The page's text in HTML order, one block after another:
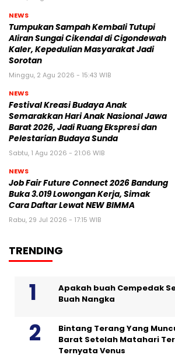
NEWS
Tumpukan Sampah Kembali Tutupi
Aliran Sungai Cikendal di Cigondewah
Kaler, Kepedulian Masyarakat Jadi
Sorotan
Minggu, 2 Agu 2026 - 15:43 WIB
NEWS
Festival Kreasi Budaya Anak
Semarakkan Hari Anak Nasional Jawa
Barat 2026, Jadi Ruang Ekspresi dan
Pelestarian Budaya Sunda
Sabtu, 1 Agu 2026 - 21:06 WIB
NEWS
Job Fair Future Connect 2026 Bandung
Buka 3.019 Lowongan Kerja, Simak
Cara Daftar Lewat NEW BIMMA
Rabu, 29 Jul 2026 - 17:15 WIB
TRENDING
Apakah buah Cempedak
Buah Nangka
Bintang Terang Yang
Barat Setelah Matahari
Ternyata Venus